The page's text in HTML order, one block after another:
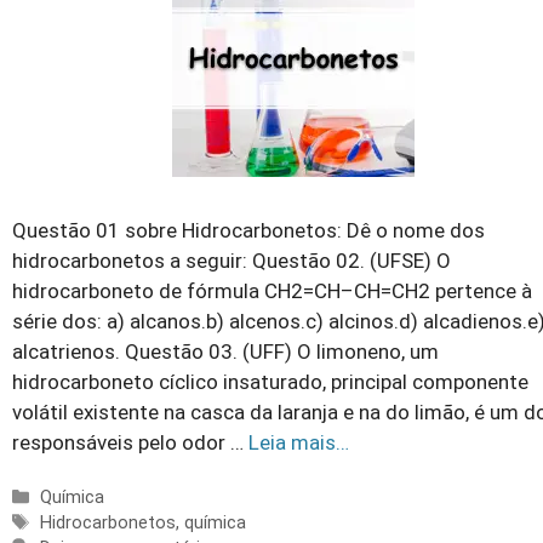
Questão 01 sobre Hidrocarbonetos: Dê o nome dos
hidrocarbonetos a seguir: Questão 02. (UFSE) O
hidrocarboneto de fórmula CH2=CH–CH=CH2 pertence à
série dos: a) alcanos.b) alcenos.c) alcinos.d)
alcatrienos. Questão 03. (UFF) O limoneno, um
hidrocarboneto cíclico insaturado, principal componente
volátil existente na casca da laranja e na do limão, é um
responsáveis pelo odor … Leia mais…
Categorias
Química
Tags
Hidrocarbonetos,química